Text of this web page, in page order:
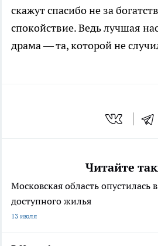
скажут спасибо не за
спокойствие. Ведь лучшая
драма — та, которой не
Читайте
Московская область опустилась
доступного жилья
13 июля